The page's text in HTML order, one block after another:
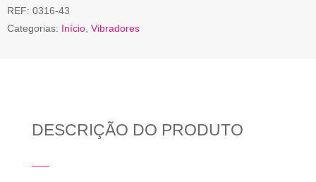
REF: 0316-43
Categorias: Início Vibradores
DESCRIÇÃO DO PRODUTO